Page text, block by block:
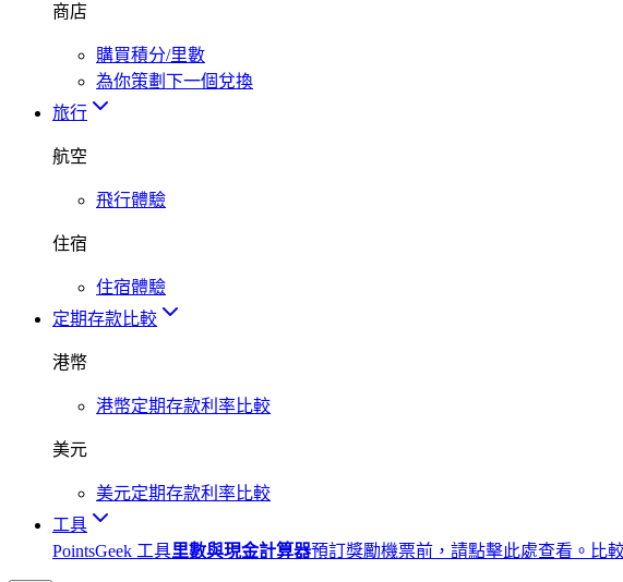
商店
購買積分/里數
為你策劃下一個兌換
旅行
航空
飛行體驗
住宿
住宿體驗
定期存款比較
港幣
港幣定期存款利率比較
美元
美元定期存款利率比較
工具
PointsGeek 工具里數與現金計算器預訂獎勵機票前，請點擊此處查看。比